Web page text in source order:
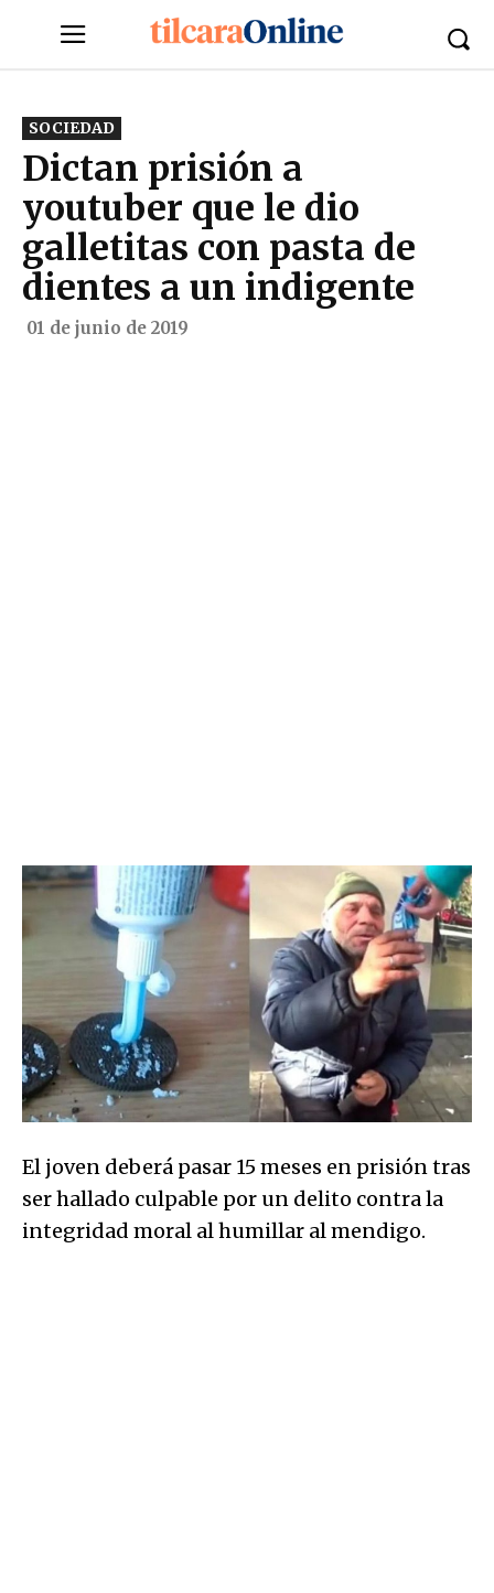
SOCIEDAD
Dictan prisión a
youtuber que le dio
galletitas con pasta de
dientes a un indigente
01 de junio de 2019
El joven deberá pasar 15 meses en prisión tras
ser hallado culpable por un delito contra la
integridad moral al humillar al mendigo.